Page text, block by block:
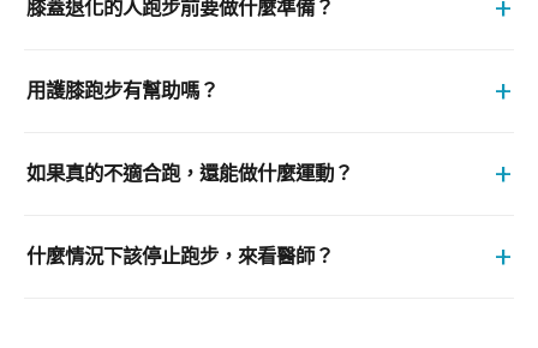
膝蓋退化的人跑步前要做什麼準備？ +
用護膝跑步有幫助嗎？ +
如果真的不適合跑，還能做什麼運動？ +
什麼情況下該停止跑步，來看醫師？ +